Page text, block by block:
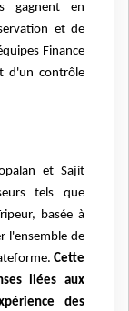
gagnent en
et de
Finance
d'un contrôle
et Sajit
tels que
basée à
l'ensemble de
Cette
liées aux
des